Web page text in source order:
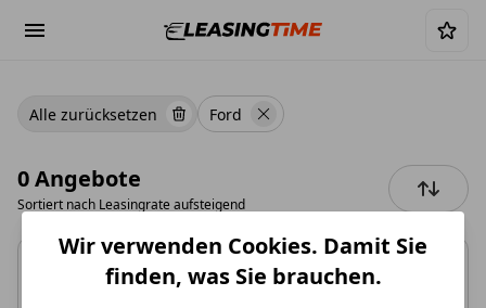
Alle zurücksetzen Ford
0 Angebote
Sortiert nach Leasingrate aufsteigend
Wir verwenden Cookies. Damit Sie
finden, was Sie brauchen.